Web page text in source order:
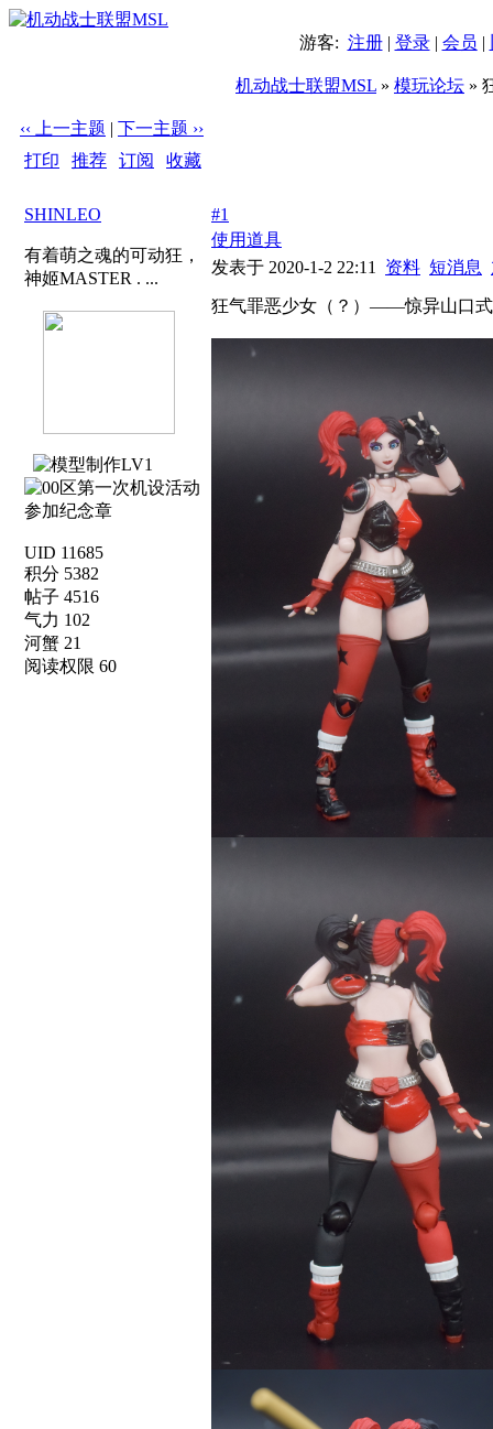
游客: 注册| 登录| 会员 |
机动战士联盟MSL » 模玩论坛 »
‹‹ 上一主题 | 下一主题 ››
打印
推荐 订阅
收藏
SHINLEO
有着萌之魂的可动狂，
神姬MASTER . ...
UID 11685
积分 5382
帖子 4516
气力 102
河蟹 21
阅读权限 60
#1
使用道具
发表于 2020-1-2 22:11 资料 短消息
狂气罪恶少女（？）——惊异山口